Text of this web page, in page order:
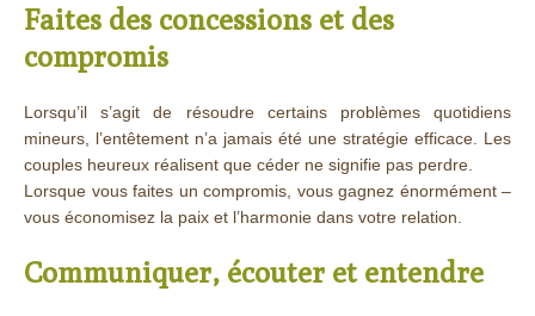
Faites des concessions et des
compromis
Lorsqu’il s’agit de résoudre certains problèmes quotidiens
mineurs, l’entêtement n’a jamais été une stratégie efficace. Les
couples heureux réalisent que céder ne signifie pas perdre.
Lorsque vous faites un compromis, vous gagnez énormément –
vous économisez la paix et l’harmonie dans votre relation.
Communiquer, écouter et entendre